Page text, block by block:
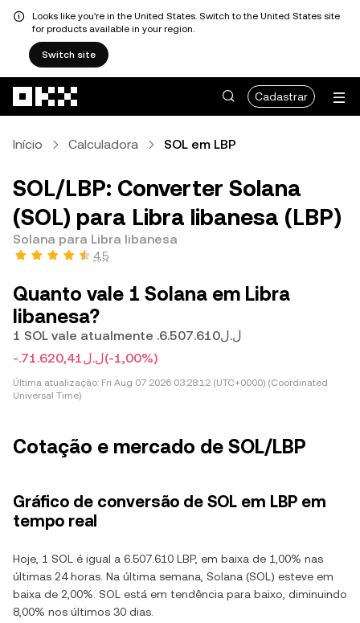
Looks like you're in the United States. Switch to the United States site
for products available in your region.
Switch site
Cadastrar
Início Calculadora SOL em LBP
SOL/LBP: Converter Solana
(SOL) para Libra libanesa (LBP)
Solana para Libra libanesa
4,5
Quanto vale 1 Solana em Libra
libanesa?
1 SOL vale atualmente .ل.ل6.507.610
-.ل.ل71.620,41(-1,00%)
Última atualização: Fri Aug 07 2026 03:28:12 (UTC+0000) (Coordinated
Universal Time)
Cotação e mercado de SOL/LBP
Gráfico de conversão de SOL em LBP em
tempo real
Hoje, 1 SOL é igual a 6.507.610 LBP, em baixa de 1,00% nas
últimas 24 horas. Na última semana, Solana (SOL) esteve em
baixa de 2,00%. SOL está em tendência para baixo, diminuindo
8,00% nos últimos 30 dias.